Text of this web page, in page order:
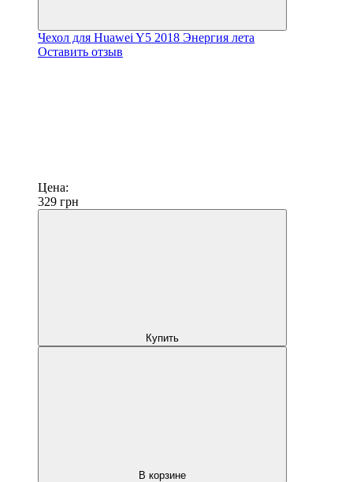
Чехол для Huawei Y5 2018 Энергия лета
Оставить отзыв
Цена:
329 грн
Купить
В корзине